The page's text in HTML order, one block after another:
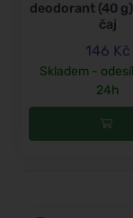
deodorant (40
čaj
146 Kč
Skladem -
24h